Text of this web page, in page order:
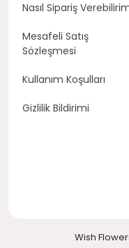
Nasıl Sipariş
Mesafeli Satış
Sözleşmesi
Kullanım Koşulları
Gizlilik Bildirimi
Wish